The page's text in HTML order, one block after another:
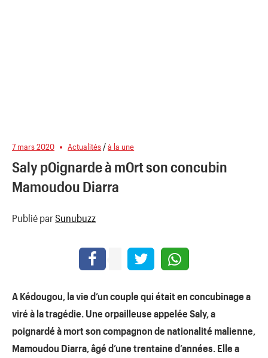
7 mars 2020 Actualités /à la une
Saly p0ignarde à m0rt son concubin
Mamoudou Diarra
Publié par Sunubuzz
A Kédougou, la vie d’un couple qui était en concubinage a
viré à la tragédie. Une orpailleuse appelée Saly, a
poignardé à mort son compagnon de nationalité malienne,
Mamoudou Diarra, âgé d’une trentaine d’années. Elle a